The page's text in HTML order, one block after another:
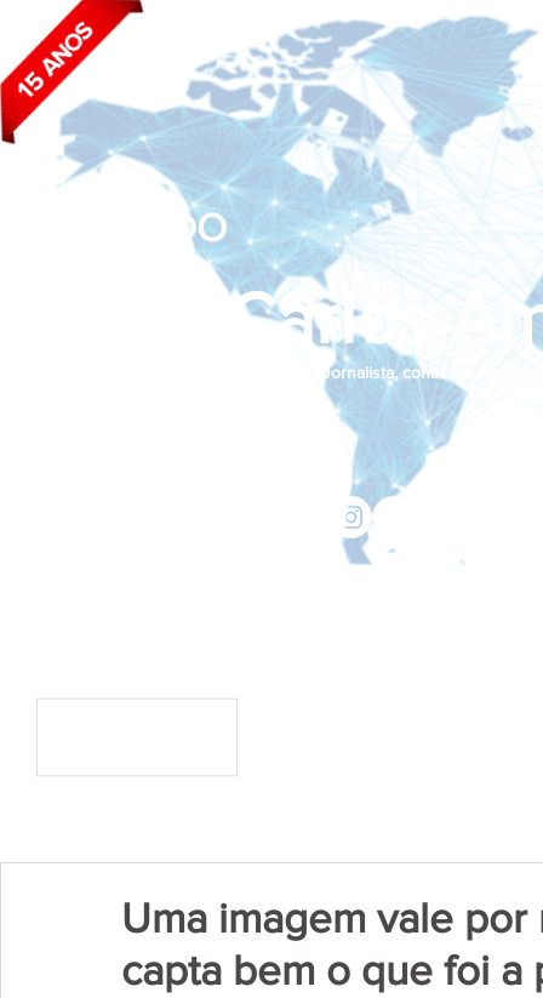
João Carlos
BLOG DO
Jornalista, consultor de
Uma imagem vale
capta bem o que foi a